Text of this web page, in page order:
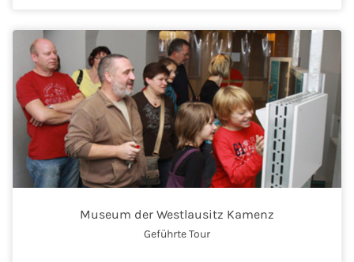
Museum der Westlausitz Kamenz
Geführte Tour